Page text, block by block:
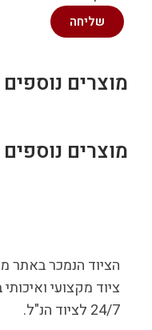
שליחה
מוצרים
מוצרים
הציוד הנמכר באתר
ציוד מקצועי
24/7 לציוד הנ"ל.